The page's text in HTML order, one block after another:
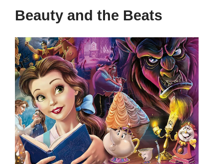
Beauty and the Beats